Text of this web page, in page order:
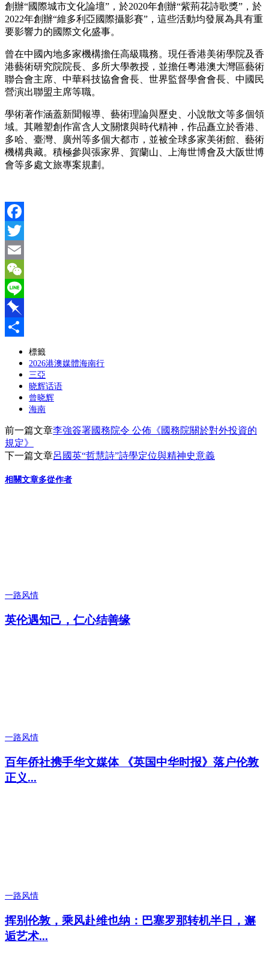
創辦“國際城市文化論壇”，於2020年創辦“紫荊花詩歌獎”，於
2022年創辦“維多利亞國際攝影賽”，這些活動均發展為具有重
要影響力的國際文化盛事。
曾在中國內地多家機構擔任高級職務。現任香港美術學院及香
港藝術研究院院長、多所大學教授，並擔任粵港澳大灣區藝術
聯合會主席、中華科技協會會長、世界監督學會會長、中國民
營演出聯盟主席等職。
學術著作涵蓋新聞報導、藝術理論與歷史、小說散文等多個領
域。其雕塑創作富含人文關懷與時代精神，作品矗立於香港、
多哈、臺灣、廣州等多個大都市，並被全球多家美術館、藝術
機構典藏。積極參與張家界、賀蘭山、上海世博會及大阪世博
會等多處文旅專案規劃。
Facebook
Twitter
Email
WeChat
Line
Pinboard
標籤
2026港澳媒體海南行
三亞
晓辉话语
曾晓辉
海南
前一篇文章李強簽署國務院令 公佈《國務院關於對外投資的
規定》
下一篇文章呂國英“哲慧詩”詩學定位與精神史意義
相關文章多從作者
一路风情
英伦遇知己，仁心结善缘
一路风情
百年侨社携手华文媒体 《英国中华时报》落户伦敦
正义...
一路风情
挥别伦敦，乘风赴维也纳：巴塞罗那转机半日，邂
逅艺术...